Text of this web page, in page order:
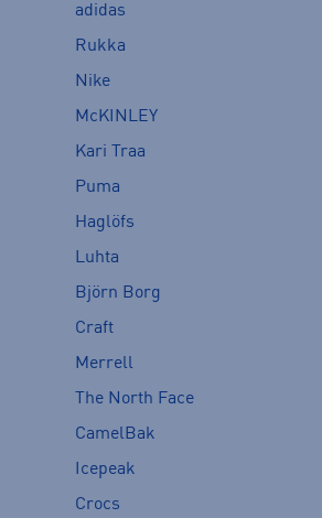
adidas
Rukka
Nike
McKINLEY
Kari Traa
Puma
Haglöfs
Luhta
Björn Borg
Craft
Merrell
The North Face
CamelBak
Icepeak
Crocs